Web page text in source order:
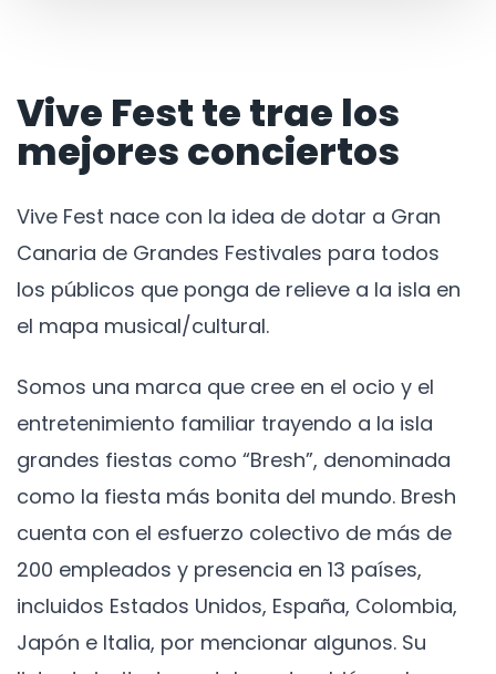
Vive Fest te trae los
mejores conciertos
Vive Fest nace con la idea de dotar a Gran
Canaria de Grandes Festivales para todos
los públicos que ponga de relieve a la isla en
el mapa musical/cultural.
Somos una marca que cree en el ocio y el
entretenimiento familiar trayendo a la isla
grandes fiestas como “Bresh”, denominada
como la fiesta más bonita del mundo. Bresh
cuenta con el esfuerzo colectivo de más de
200 empleados y presencia en 13 países,
incluidos Estados Unidos, España, Colombia,
Japón e Italia, por mencionar algunos. Su